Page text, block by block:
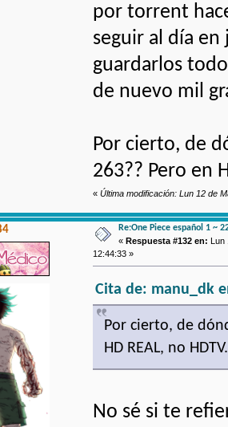
por torrent
seguir al día en
guardarlos
de nuevo mil
Por cierto, de
263?? Pero en
«Última modificación: Lun 12 de
Re:One Piece español 1 ~
«Respuesta #132 en: Lun
12:44:33 »
Cita de: manu_dk
Por cierto, de
HD REAL, no
No sé si te